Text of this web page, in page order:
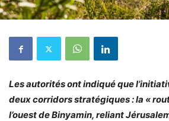
Les autorités ont indiqué que
deux corridors stratégiques : la «
l’ouest de Binyamin, reliant